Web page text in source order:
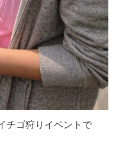
チゴ狩りイベントで